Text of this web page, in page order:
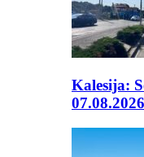
Kalesija:
07.08.2026